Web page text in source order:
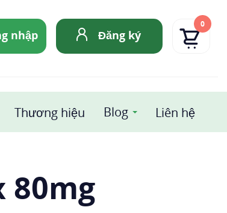
nhập Đăng ký
0
Thương hiệu Blog Liên hệ
80mg